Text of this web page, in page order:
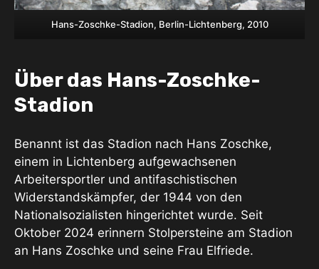
Hans-Zoschke-Stadion, Berlin-Lichtenberg, 2010
Über das Hans-Zoschke-
Stadion
Benannt ist das Stadion nach Hans Zoschke,
einem in Lichtenberg aufgewachsenen
Arbeitersportler und antifaschistischen
Widerstandskämpfer, der 1944 von den
Nationalsozialisten hingerichtet wurde. Seit
Oktober 2024 erinnern Stolpersteine am Stadion
an Hans Zoschke und seine Frau Elfriede.